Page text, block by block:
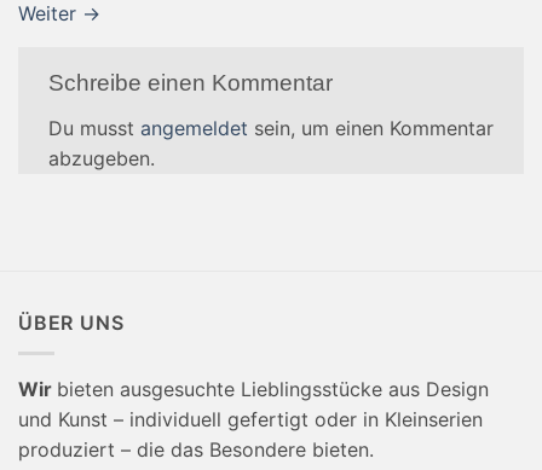
Weiter →
Schreibe einen Kommentar
Du musst angemeldet sein, um einen Kommentar
abzugeben.
ÜBER UNS
Wir bieten ausgesuchte Lieblingsstücke aus Design
und Kunst – individuell gefertigt oder in Kleinserien
produziert – die das Besondere bieten.